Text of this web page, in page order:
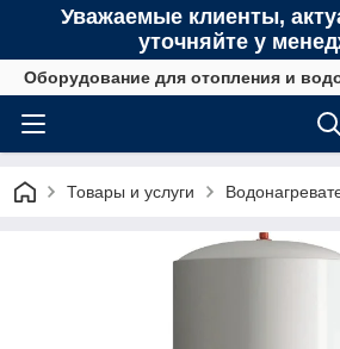
Уважаемые клиенты,
уточняйте у
Оборудование для отопления и
Товары и услуги